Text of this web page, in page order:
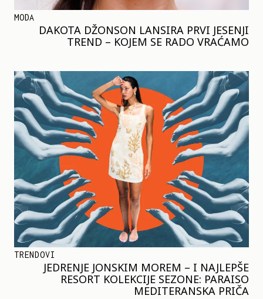
MODA
DAKOTA DŽONSON LANSIRA PRVI JESENJI
TREND – KOJEM SE RADO VRAĆAMO
TRENDOVI
JEDRENJE JONSKIM MOREM – I NAJLEPŠE
RESORT KOLEKCIJE SEZONE: PARAISO
MEDITERANSKA PRIČA